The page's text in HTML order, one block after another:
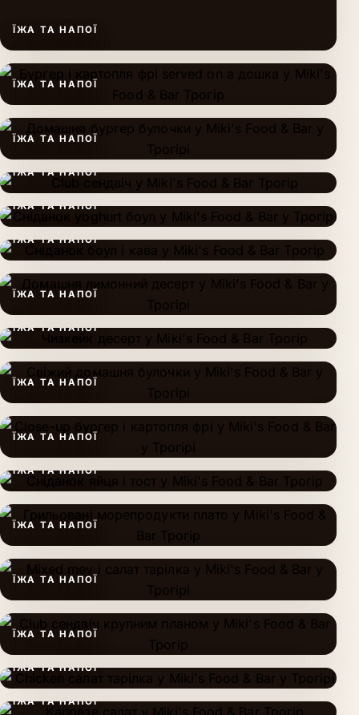
ЇЖА ТА НАПОЇ
ЇЖА ТА НАПОЇ
ЇЖА ТА НАПОЇ
ЇЖА ТА НАПОЇ
ЇЖА ТА НАПОЇ
ЇЖА ТА НАПОЇ
ЇЖА ТА НАПОЇ
ЇЖА ТА НАПОЇ
ЇЖА ТА НАПОЇ
ЇЖА ТА НАПОЇ
ЇЖА ТА НАПОЇ
ЇЖА ТА НАПОЇ
ЇЖА ТА НАПОЇ
ЇЖА ТА НАПОЇ
ЇЖА ТА НАПОЇ
ЇЖА ТА НАПОЇ